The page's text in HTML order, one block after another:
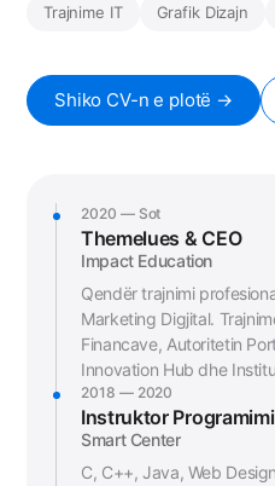
Trajnime IT
Grafik Dizajn
Shiko CV-n e plotë →
2020 — Sot
Themelues & CEO
Impact Education
Qendër trajnimi
Marketing Digjital.
Financave, Autoritetin
Innovation Hub dhe
2018 — 2020
Instruktor
Smart Center
C, C++, Java, Web